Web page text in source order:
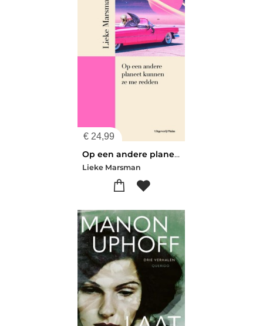
€ 24,99
Op een andere planeet kunnen ze me redden
Lieke Marsman